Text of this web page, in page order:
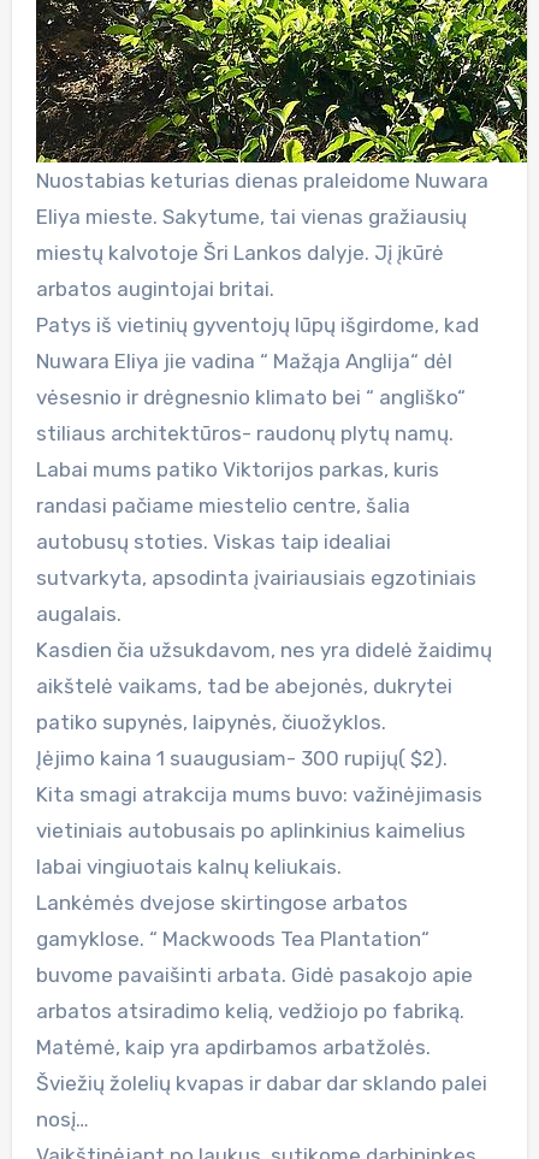
Nuostabias keturias dienas praleidome Nuwara
Eliya mieste. Sakytume, tai vienas gražiausių
miestų kalvotoje Šri Lankos dalyje. Jį įkūrė
arbatos augintojai britai.
Patys iš vietinių gyventojų lūpų išgirdome, kad
Nuwara Eliya jie vadina “ Mažąja Anglija“ dėl
vėsesnio ir drėgnesnio klimato bei “ angliško“
stiliaus architektūros- raudonų plytų namų.
Labai mums patiko Viktorijos parkas, kuris
randasi pačiame miestelio centre, šalia
autobusų stoties. Viskas taip idealiai
sutvarkyta, apsodinta įvairiausiais egzotiniais
augalais.
Kasdien čia užsukdavom, nes yra didelė žaidimų
aikštelė vaikams, tad be abejonės, dukrytei
patiko supynės, laipynės, čiuožyklos.
Įėjimo kaina 1 suaugusiam- 300 rupijų( $2).
Kita smagi atrakcija mums buvo: važinėjimasis
vietiniais autobusais po aplinkinius kaimelius
labai vingiuotais kalnų keliukais.
Lankėmės dvejose skirtingose arbatos
gamyklose. “ Mackwoods Tea Plantation“
buvome pavaišinti arbata. Gidė pasakojo apie
arbatos atsiradimo kelią, vedžiojo po fabriką.
Matėmė, kaip yra apdirbamos arbatžolės.
Šviežių žolelių kvapas ir dabar dar sklando palei
nosį…